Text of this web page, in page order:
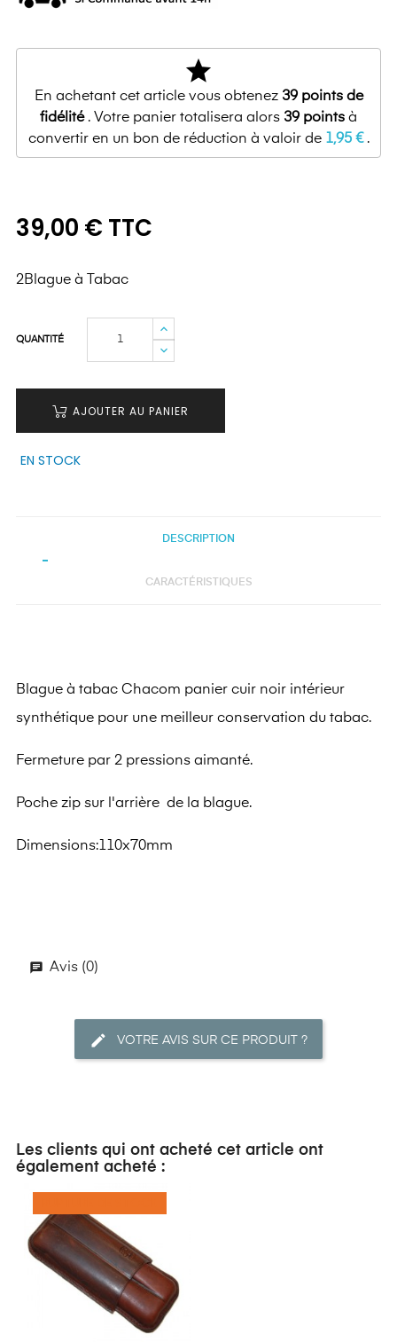
star
En achetant cet article vous obtenez 39points de
fidélité. Votre panier totalisera alors 39 points à
convertir en un bon de réduction à valoir de 1,95 €.
39,00 € TTC
2Blague à Tabac
QUANTITÉ
AJOUTER AU PANIER
EN STOCK
DESCRIPTION
CARACTÉRISTIQUES
Blague à tabac Chacom panier cuir noir intérieur
synthétique pour une meilleur conservation du tabac.
Fermeture par 2 pressions aimanté.
Poche zip sur l'arrière de la blague.
Dimensions:110x70mm
Avis (0)
VOTRE AVIS SUR CE PRODUIT ?
Les clients qui ont acheté cet article ont
également acheté :